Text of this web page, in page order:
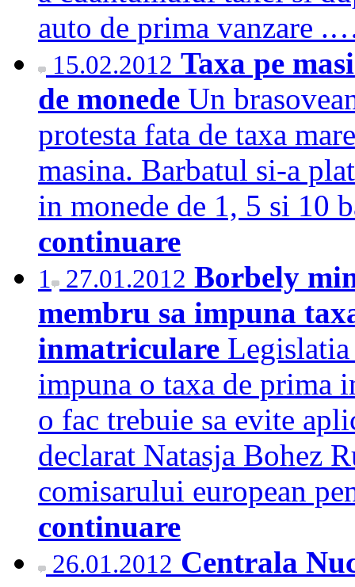
auto de prima vanzare
15.02.2012 Taxa pe
de monede Un
protesta fata de taxa
masina. Barbatul si-a
in monede de 1, 5 si 10
continuare
1 27.01.2012 Borbely
membru sa impuna
inmatriculare
impuna o taxa de prima
o fac trebuie sa evite
declarat Natasja Bohez
comisarului european
continuare
26.01.2012 Centrala